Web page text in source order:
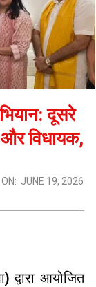
दूसरे
विधायक,
ON: JUNE 19, 2026
द्वारा आयोजित